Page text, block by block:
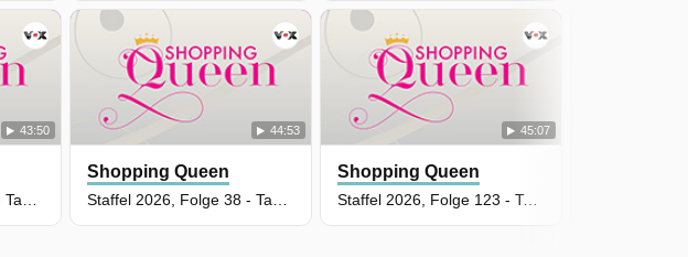
43:50 44:53
Shopping Queen
45:07
Shopping Queen
Staffel 2026, Folge 123 - Tag 4: Michaela, Darmstadt